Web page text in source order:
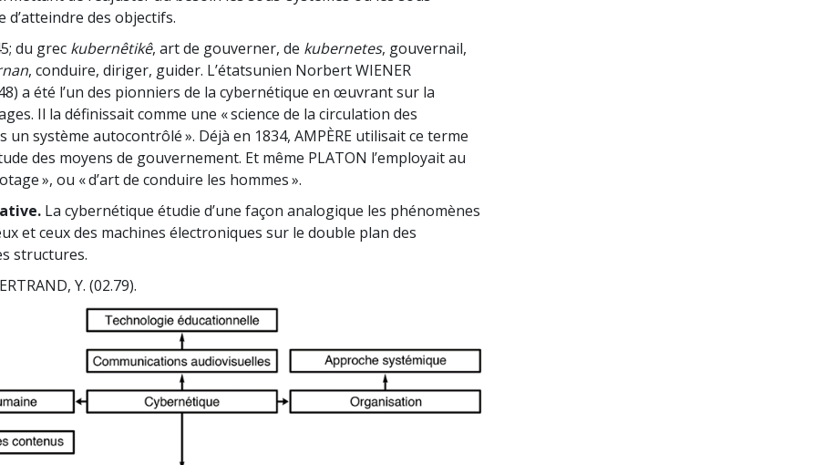
d’atteindre des objectifs.
du grec kubernêtikê, art de gouverner, de kubernetes, gouvernail,
, conduire, diriger, guider. L’étatsunien Norbert WIENER
a été l’un des pionniers de la cybernétique en œuvrant sur la
Il la définissait comme une « science de la circulation des
système autocontrôlé ». Déjà en 1834, AMPÈRE utilisait ce terme
des moyens de gouvernement. Et même PLATON l’employait au
», ou « d’art de conduire les hommes ».
La cybernétique étudie d’une façon analogique les phénomènes
et ceux des machines électroniques sur le double plan des
structures.
Y. (02.79).